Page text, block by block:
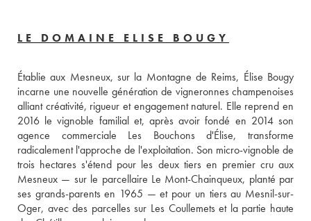
LE DOMAINE ELISE BOUGY
Établie aux Mesneux, sur la Montagne de Reims, Élise Bougy
incarne une nouvelle génération de vigneronnes champenoises
alliant créativité, rigueur et engagement naturel. Elle reprend en
2016 le vignoble familial et, après avoir fondé en 2014 son
agence commerciale Les Bouchons d'Élise, transforme
radicalement l'approche de l'exploitation. Son micro-vignoble de
trois hectares s'étend pour les deux tiers en premier cru aux
Mesneux — sur le parcellaire Le Mont-Chainqueux, planté par
ses grands-parents en 1965 — et pour un tiers au Mesnil-sur-
Oger, avec des parcelles sur Les Coullemets et la partie haute